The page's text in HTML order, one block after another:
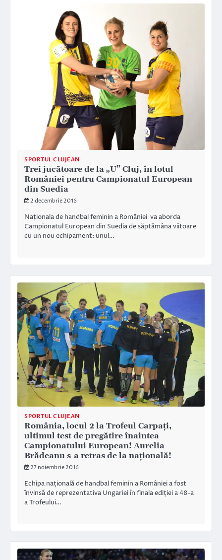
SPORTUL CLUJEAN
Trei jucătoare de la „U” Cluj, în lotul
României pentru Campionatul European
din Suedia
2 decembrie 2016
Naționala de handbal feminin a României va aborda
Campionatul European din Suedia de săptămâna viitoare
cu un nou echipament: unul…
SPORTUL CLUJEAN
România, locul 2 la Trofeul Carpați,
ultimul test de pregătire înaintea
Campionatului European! Aurelia
Brădeanu s-a retras de la națională!
27 noiembrie 2016
Echipa națională de handbal feminin a României a fost
învinsă de reprezentativa Ungariei în finala ediției a 48-a
a Trofeului…